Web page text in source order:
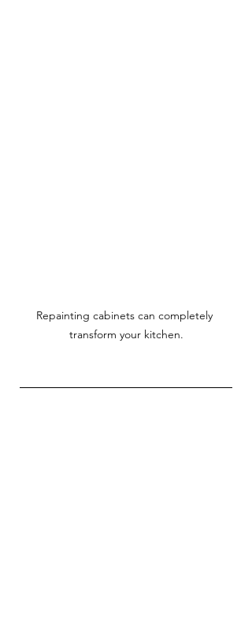
Repainting cabinets can completely
transform your kitchen.